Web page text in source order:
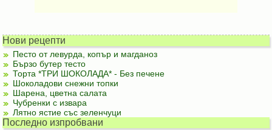
Нови рецепти
Песто от левурда, копър и магданоз
Бързо бутер тесто
Торта *ТРИ ШОКОЛАДА* - Без печене
Шоколадови снежни топки
Шарена, цветна салата
Чубренки с извара
Лятно ястие със зеленчуци
Последно изпробвани